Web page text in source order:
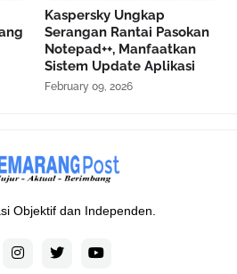
Kaspersky Ungkap
Serangan Rantai Pasokan
Notepad++, Manfaatkan
Sistem Update Aplikasi
February 09, 2026
Objektif dan Independen.